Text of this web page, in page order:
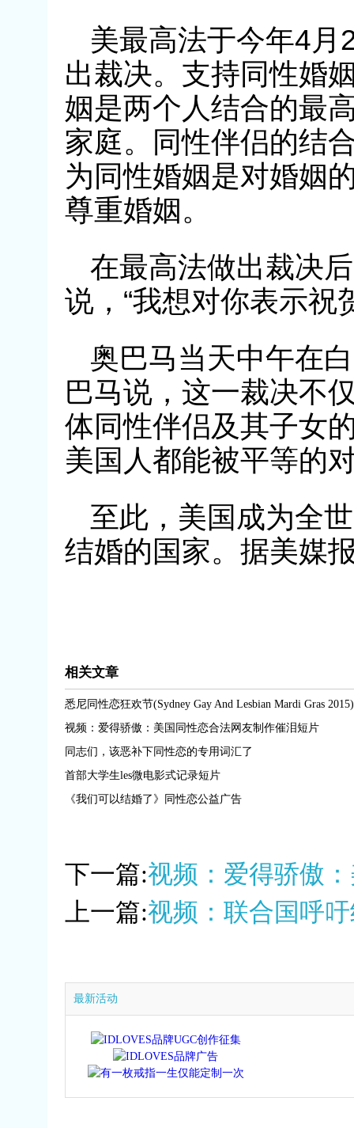
美最高法于今年4月
出裁决。支持同性婚
姻是两个人结合的最
家庭。同性伴侣的结
为同性婚姻是对婚姻
尊重婚姻。
在最高法做出裁决
说，“我想对你表示祝
奥巴马当天中午在
巴马说，这一裁决不
体同性伴侣及其子女
美国人都能被平等的
至此，美国成为全
结婚的国家。据美媒
相关文章
悉尼同性恋狂欢节(Sydney Gay And Lesbian Mardi Gras 2015)
视频：爱得骄傲：美国同性恋合法网友制作催泪短片
同志们，该恶补下同性恋的专用词汇了
首部大学生les微电影式记录短片
《我们可以结婚了》同性恋公益广告
下一篇:视频：爱得骄傲
上一篇:视频：联合国呼
最新活动